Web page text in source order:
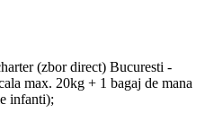
(zbor direct) Bucuresti -
max. 20kg + 1 bagaj de mana
infanti);